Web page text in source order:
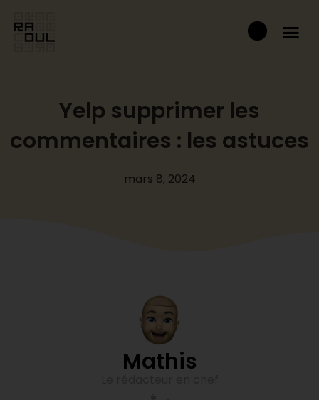
contenu
Panier
Yelp supprimer les
commentaires : les astuces
mars 8, 2024
Mathis